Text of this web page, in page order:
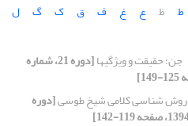
ط ظ ع غ ف ق ک گ ل
جن؛ حقیقت و ویژگی‏ها [دوره 21، شماره
روش شناسی کلامی شیخ طوسی[دوره